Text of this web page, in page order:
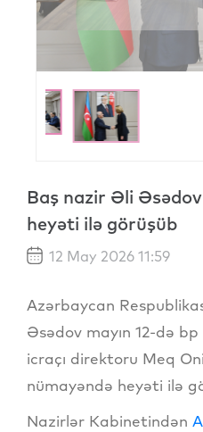
Baş nazir Əli
heyəti ilə görüşüb
12 May 2026 11:59
Azərbaycan
Əsədov mayın 12-də
icraçı direktoru Meq
nümayəndə heyəti ilə
Nazirlər Kabinetindən